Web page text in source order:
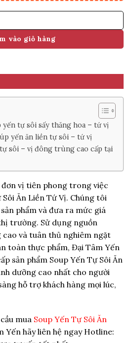
Tứ Vị số lượng
vào giỏ hàng
yến tự sôi sấy thăng hoa – tứ vị
yến ăn liền tự sôi – tứ vị
sôi – vị đông trùng cao cấp tại
vị tiên phong trong việc
Ăn Liền Tứ Vị. Chúng tôi
phẩm và đưa ra mức giá
trường. Sử dụng nguồn
cao và tuân thủ nghiêm ngặt
toàn thực phẩm, Đại Tâm Yến
sản phẩm Soup Yến Tự Sôi Ăn
dưỡng cao nhất cho người
hỗ trợ khách hàng mọi lúc,
mua Soup Yến Tự Sôi Ăn
Yến hãy liên hệ ngay Hotline: